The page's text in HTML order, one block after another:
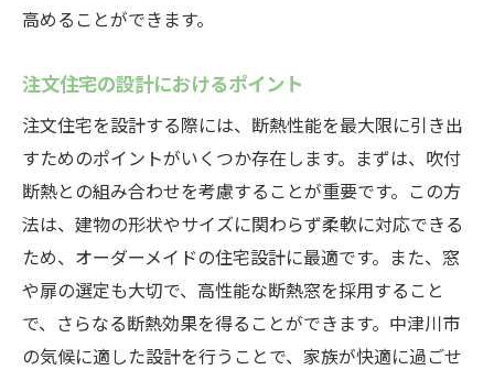
施工のスピードと効率
音漏れ防止の効果
防虫・防カビ効果
施工事例から学ぶ成功の秘訣
注文住宅でエネルギー効率を向上岐阜県中津川
市の高断熱住宅の魅力
エネルギー効率の基本概念
省エネ設備の導入
エネルギー消費の最適化
高めることができます。
注文住宅の設計におけるポイント
注文住宅を設計する際には、断熱性能を最大限に引き出
すためのポイントがいくつか存在します。まずは、吹付
断熱との組み合わせを考慮することが重要です。この方
法は、建物の形状やサイズに関わらず柔軟に対応できる
ため、オーダーメイドの住宅設計に最適です。また、窓
や扉の選定も大切で、高性能な断熱窓を採用すること
で、さらなる断熱効果を得ることができます。中津川市
の気候に適した設計を行うことで、家族が快適に過ごせ